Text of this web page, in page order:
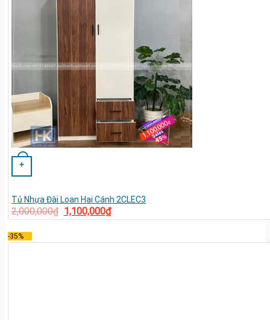
+
Tủ Nhựa Đài Loan Hai Cánh 2CLEC3
2,000,000₫ 1,100,000₫
-35%